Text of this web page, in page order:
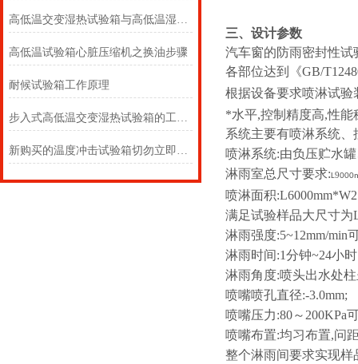
高低温交变湿热试验箱与高低温湿热试验箱有什么区别？？
高低温试验箱心脏压缩机之换油步骤
耐候试验箱工作原理
步入式高低温交变湿热试验箱的工作原理
新购买的温度冲击试验箱切勿立即通电使用
三、设计参数
汽车窗的防雨密封性
各部位达到《GB/
根据设备要求喷淋试
*水平,控制精度高,性能
系统主要有喷淋系统
喷淋系统:由负压贮水
淋雨室总尺寸要求:L9
喷淋面积
满足试验样品大尺寸为
淋雨强度:5~12mm/min
淋雨时间:1分钟~24小
淋雨角度:喷头出水处
喷嘴喷孔直径:-3.0mm;
喷嘴压力:80～200KPa
喷嘴布置:均习布置,问
整个淋雨间要求实现样